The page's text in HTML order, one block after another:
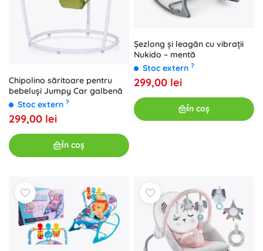
Chipolino săritoare pentru
bebeluși Jumpy Car galbenă
Stoc extern ?
299,00 lei
În coș
Șezlong și leagăn cu vibrații
Nukido – mentă
Stoc extern ?
299,00 lei
În coș